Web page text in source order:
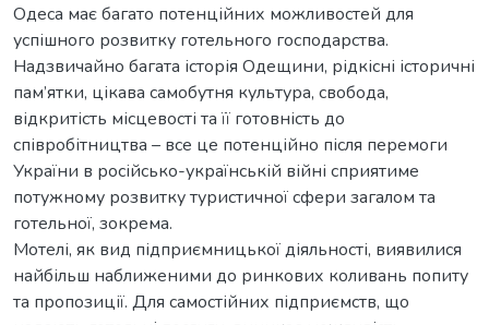
Одеса має багато потенційних можливостей для
успішного розвитку готельного господарства.
Надзвичайно багата історія Одещини, рідкісні історичні
пам’ятки, цікава самобутня культура, свобода,
відкритість місцевості та її готовність до
співробітництва – все це потенційно після перемоги
України в російсько-українській війні сприятиме
потужному розвитку туристичної сфери загалом та
готельної, зокрема.
Мотелі, як вид підприємницької діяльності, виявилися
найбільш наближеними до ринкових коливань попиту
та пропозиції. Для самостійних підприємств, що